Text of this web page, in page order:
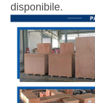
disponibile.